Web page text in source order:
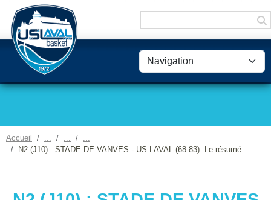
Accueil
N2 (J10) : STADE DE VANVES - US LAVAL (68-83). Le résumé
Panneau de gestion des cookies